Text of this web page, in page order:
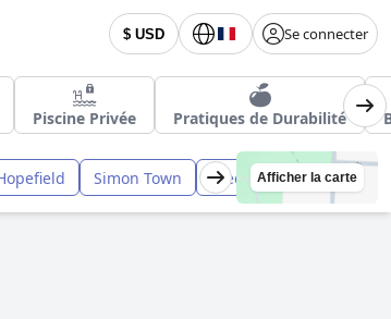
$ USD Se connecter
Piscine Privée Pratiques de Durabilité
Simon Town VredenburgAfficher la carte